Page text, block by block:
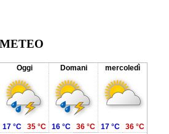
METEO
Oggi Domani mercoledì
17 °C 35 °C 16 °C 36 °C 17 °C 36 °C